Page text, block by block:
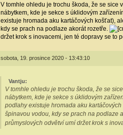
V tomhle ohledu je trochu škoda, že se sice
nábytkem, kde je sekce s úklidovým
existuje hromada aku kartáčových košťat),
kdy se prach na podlaze akorát rozetře.
držet krok s inovacemi, jen té dopravy se to
sobota, 19. prosince 2020 - 13:43:10
Vantju:
V tomhle ohledu je trochu škoda, že se
nábytkem, kde je sekce s úklidovým
podlahy existuje hromada aku
špinavou vodou, kdy se prach na podlaze
průmyslových odvětví umí držet krok s